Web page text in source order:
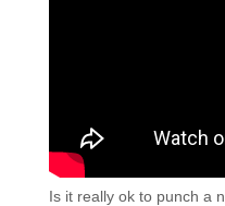
Is it really ok to punch a